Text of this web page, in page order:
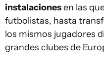
instalacionesen las
futbolistas, hasta
los mismos jugadores
grandes clubes de